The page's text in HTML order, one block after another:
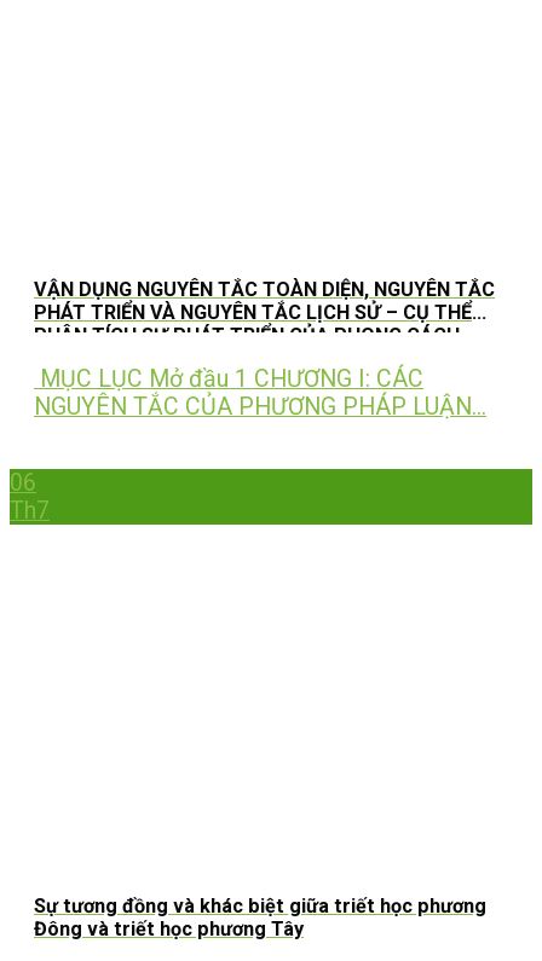
VẬN DỤNG NGUYÊN TẮC TOÀN DIỆN, NGUYÊN TẮC
PHÁT TRIỂN VÀ NGUYÊN TẮC LỊCH SỬ – CỤ THỂ
PHÂN TÍCH SỰ PHÁT TRIỂN CỦA PHONG CÁCH
MỤC LỤC Mở đầu 1 CHƯƠNG I: CÁC
NGUYÊN TẮC CỦA PHƯƠNG PHÁP LUẬN...
06
Th7
Sự tương đồng và khác biệt giữa triết học phương
Đông và triết học phương Tây